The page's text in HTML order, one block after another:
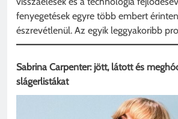
fenyegetések egyre több embert
észrevétlenül. Az egyik leggyakoribb
Sabrina Carpenter: jött, látott és
slágerlistákat